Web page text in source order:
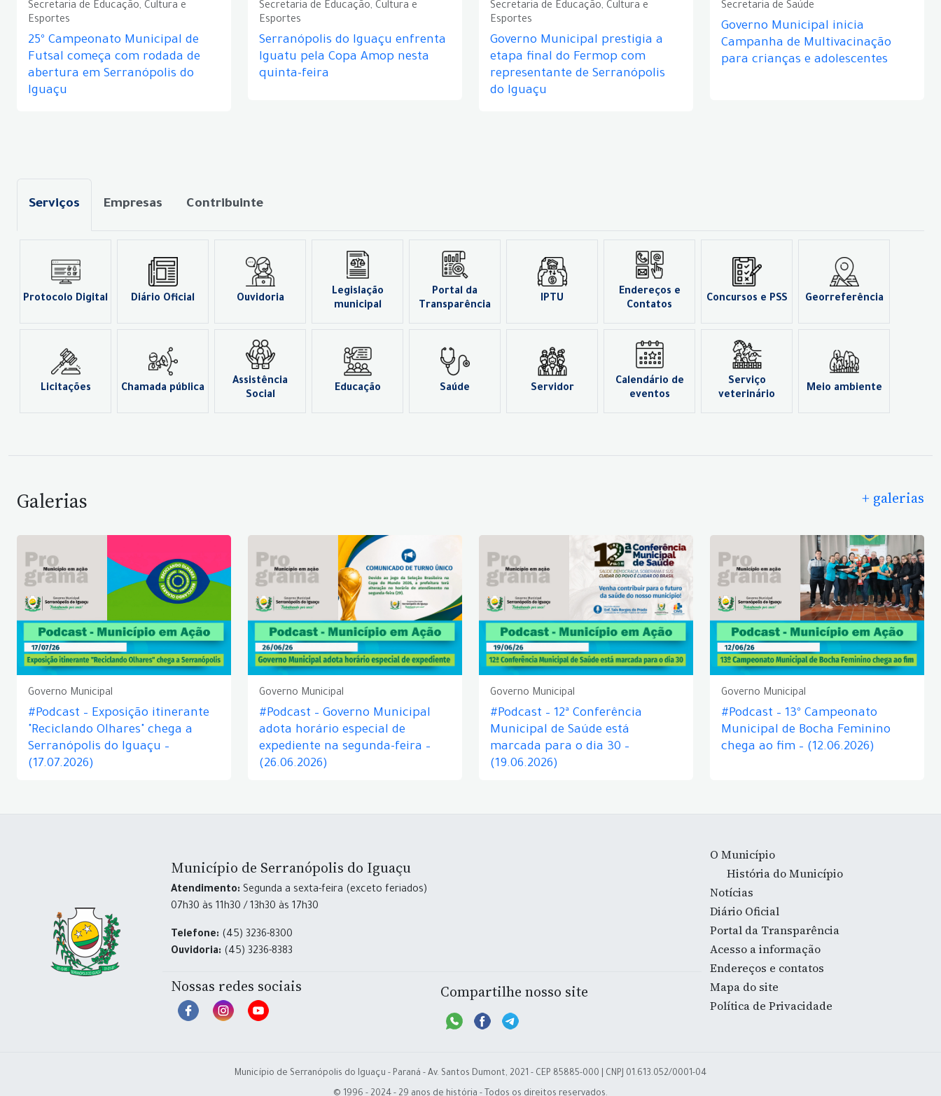
Secretaria de Educação, Cultura e
Esportes
25º Campeonato Municipal de
Futsal começa com rodada de
abertura em Serranópolis do
Iguaçu
Secretaria de Educação, Cultura e
Esportes
Serranópolis do Iguaçu enfrenta
Iguatu pela Copa Amop nesta
quinta-feira
Secretaria de Educação, Cultura e
Esportes
Governo Municipal prestigia a
etapa final do Fermop com
representante de Serranópolis
do Iguaçu
Secretaria de Saúde
Governo Municipal inicia
Campanha de Multivacinação
para crianças e adolescentes
Serviços Empresas Contribuinte
Protocolo Digital Diário Oficial Ouvidoria
Legislação
municipal
Portal da
Transparência
IPTU
Endereços e
Contatos
Concursos e PSS Georreferência
Licitações Chamada pública
Assistência
Social
Educação Saúde Servidor
Calendário de
eventos
Serviço
veterinário
Meio ambiente
Galerias + galerias
Governo Municipal
#Podcast – Exposição itinerante
"Reciclando Olhares" chega a
Serranópolis do Iguaçu –
(17.07.2026)
Governo Municipal
#Podcast – Governo Municipal
adota horário especial de
expediente na segunda-feira –
(26.06.2026)
Governo Municipal
#Podcast – 12ª Conferência
Municipal de Saúde está
marcada para o dia 30 –
(19.06.2026)
Governo Municipal
#Podcast – 13º Campeonato
Municipal de Bocha Feminino
chega ao fim – (12.06.2026)
Município de Serranópolis do Iguaçu
Atendimento: Segunda a sexta-feira (exceto feriados)
07h30 às 11h30 / 13h30 às 17h30
Telefone: (45) 3236-8300
Ouvidoria: (45) 3236-8383
Nossas redes sociais Compartilhe nosso site
O Município
História do Município
Notícias
Diário Oficial
Portal da Transparência
Acesso a informação
Endereços e contatos
Mapa do site
Política de Privacidade
Município de Serranópolis do Iguaçu - Paraná - Av. Santos Dumont, 2021 - CEP 85885-000 | CNPJ 01.613.052/0001-04
© 1996 - 2024 - 29 anos de história - Todos os direitos reservados.